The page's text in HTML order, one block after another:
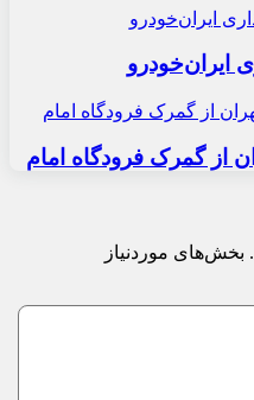
ایران‌خودرو
از گمرک فرودگاه امام
بخش‌های موردنیاز